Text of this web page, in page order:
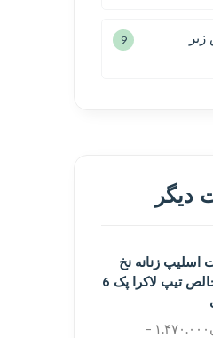
9
دیگر
اسلیپ زنانه نخ
پنبه خالص تیپ لاکرا پک 6
۱.۴۷۰.۰۰۰ –